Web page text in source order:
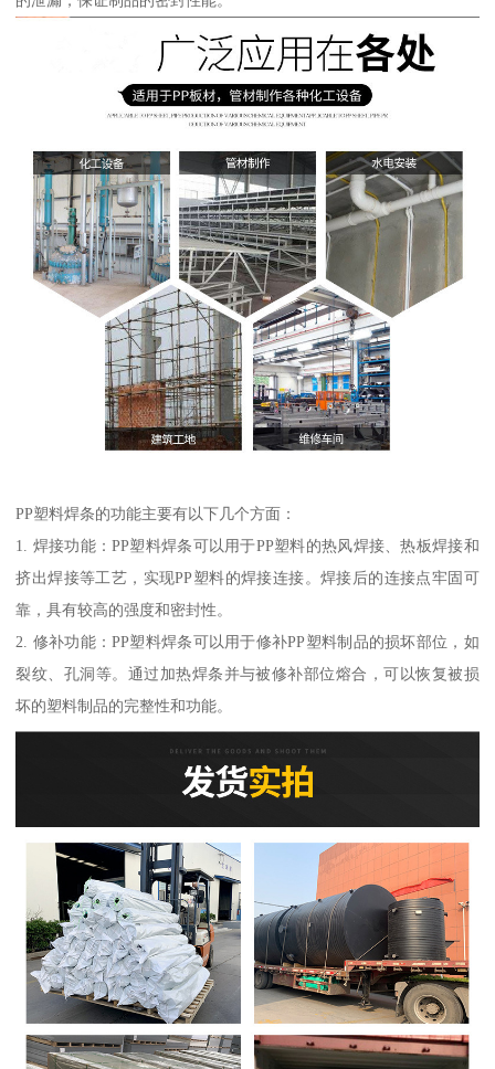
PP塑料焊条的功能主要有以下几个方面：
1. 焊接功能：PP塑料焊条可以用于PP塑料的热风焊接、热板焊接和
挤出焊接等工艺，实现PP塑料的焊接连接。焊接后的连接点牢固可
靠，具有较高的强度和密封性。
2. 修补功能：PP塑料焊条可以用于修补PP塑料制品的损坏部位，如
裂纹、孔洞等。通过加热焊条并与被修补部位熔合，可以恢复被损
坏的塑料制品的完整性和功能。